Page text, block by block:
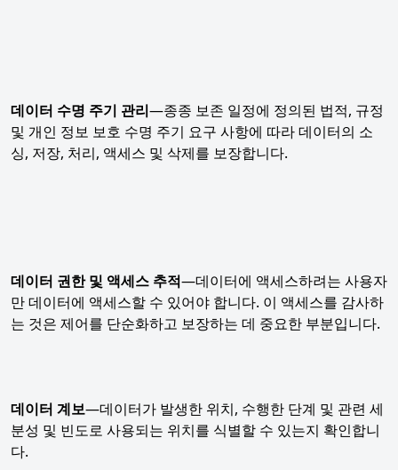
데이터 수명 주기 관리—종종 보존 일정에 정의된 법적, 규정
및 개인 정보 보호 수명 주기 요구 사항에 따라 데이터의 소
싱, 저장, 처리, 액세스 및 삭제를 보장합니다.
데이터 권한 및 액세스 추적—데이터에 액세스하려는 사용자
만 데이터에 액세스할 수 있어야 합니다. 이 액세스를 감사하
는 것은 제어를 단순화하고 보장하는 데 중요한 부분입니다.
데이터 계보—데이터가 발생한 위치, 수행한 단계 및 관련 세
분성 및 빈도로 사용되는 위치를 식별할 수 있는지 확인합니
다.